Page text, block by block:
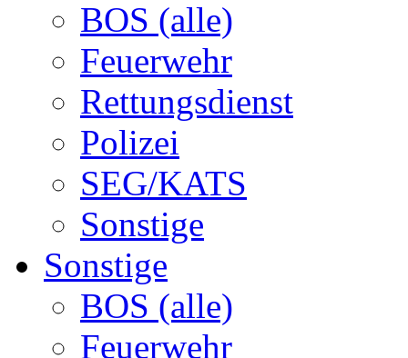
BOS (alle)
Feuerwehr
Rettungsdienst
Polizei
SEG/KATS
Sonstige
Sonstige
BOS (alle)
Feuerwehr